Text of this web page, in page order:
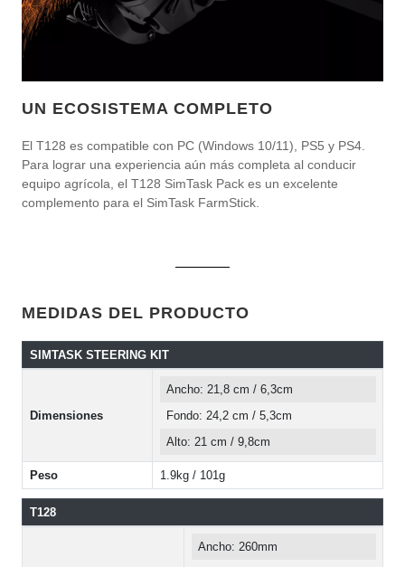
UN ECOSISTEMA COMPLETO
El T128 es compatible con PC (Windows 10/11), PS5 y PS4.
Para lograr una experiencia aún más completa al conducir
equipo agrícola, el T128 SimTask Pack es un excelente
complemento para el SimTask FarmStick.
MEDIDAS DEL PRODUCTO
SIMTASK STEERING KIT
Dimensiones
Ancho: 21,8 cm / 6,3cm
Fondo: 24,2 cm / 5,3cm
Alto: 21 cm / 9,8cm
Peso 1.9kg / 101g
T128
Ancho: 260mm